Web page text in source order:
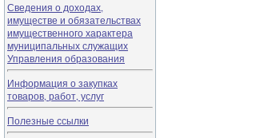
Сведения о доходах,
имуществе и обязательствах
имущественного характера
муниципальных служащих
Управления образования
Информация о закупках
товаров, работ, услуг
Полезные ссылки